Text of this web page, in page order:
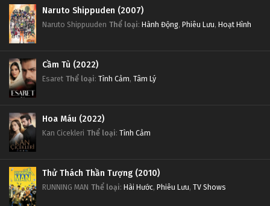
Naruto Shippuden (2007)
Naruto Shippuuden Thể loại: Hành Động, Phiêu Lưu, Hoạt Hình
Cầm Tù (2022)
Esaret Thể loại: Tình Cảm, Tâm Lý
Hoa Máu (2022)
Kan Cicekleri Thể loại: Tình Cảm
Thử Thách Thần Tượng (2010)
RUNNING MAN Thể loại: Hài Hước, Phiêu Lưu, TV Shows